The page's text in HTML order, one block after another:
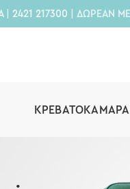
| 2421 217300 | ΔΩΡΕΑΝ
ΚΡΕΒΑΤΟΚΆΜΑΡΑ